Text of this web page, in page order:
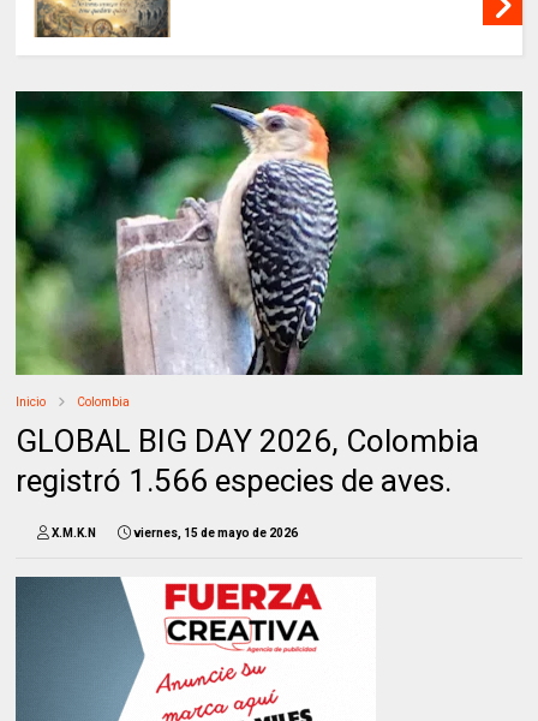
Inicio Colombia
GLOBAL BIG DAY 2026, Colombia
registró 1.566 especies de aves.
X.M.K.N viernes, 15 de mayo de 2026